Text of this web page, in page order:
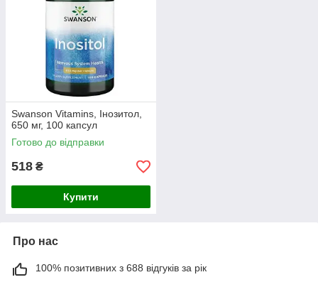
Swanson Vitamins, Інозитол,
650 мг, 100 капсул
Готово до відправки
518 ₴
Купити
Про нас
100% позитивних з 688 відгуків за рік